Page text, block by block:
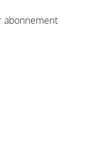
abonnement